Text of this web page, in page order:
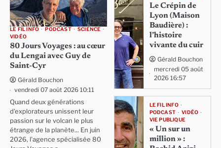
LE FIL INFO PODCAST
SCIENCE
VIDÉO
80 Jours Voyages : au cœur
du Lengai avec Guy de
Saint-Cyr
Gérald Bouchon
vendredi 07 août 2026 10:11
Quand deux générations
d'explorateurs unissent leur
passion sur le volcan le plus
étrange de la planète... En juin
2026, l'agence spécialisée 80
Le Crépin de
Lyon (Maison
Baudière) :
l’histoire
vivante du cuir
Gérald Bouchon
mercredi 05 août
2026 16:57
LE FIL INFO
PODCAST
VIDÉO
VIE PUBLIQUE
« Un sur un
million » :